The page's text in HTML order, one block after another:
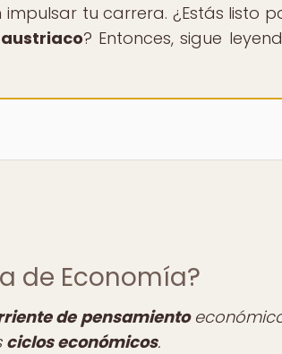
tu carrera. ¿Estás listo
? Entonces, sigue
de Economía?
de pensamiento
ciclos económicos.